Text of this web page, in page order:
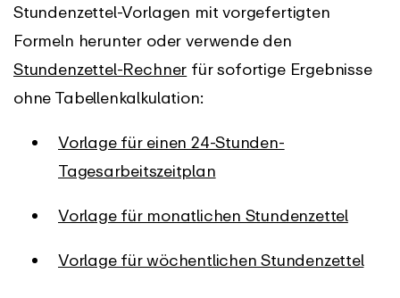
Stundenzettel-Vorlagen mit vorgefertigten
Formeln herunter oder verwende den
Stundenzettel-Rechner für sofortige Ergebnisse
ohne Tabellenkalkulation:
Vorlage für einen 24-Stunden-
Tagesarbeitszeitplan
Vorlage für monatlichen Stundenzettel
Vorlage für wöchentlichen Stundenzettel